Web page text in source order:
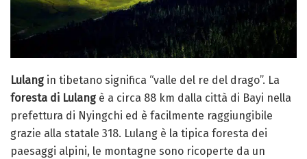
Lulang in tibetano significa “valle del re del drago”. La
foresta di Lulang è a circa 88 km dalla città di Bayi nella
prefettura di Nyingchi ed è facilmente raggiungibile
grazie alla statale 318. Lulang è la tipica foresta dei
paesaggi alpini, le montagne sono ricoperte da un